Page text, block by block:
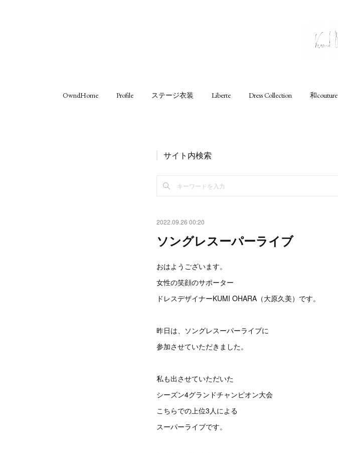
OwndHome Profile ステージ衣装 Liberte Dress Collection 和couture
サイト内検索
2022.09.26 00:20
ソングレスーパーライブ
おはようございます。
女性の笑顔のサポーター
ドレスデザイナーKUMI OHARA（大原久美）です。
昨日は、ソングレスーパーライブに
参加させていただきました。
私も出させていただいた
シーズン4グランドチャンピオン大会
こちらでの上位3人による
スーパーライブです。